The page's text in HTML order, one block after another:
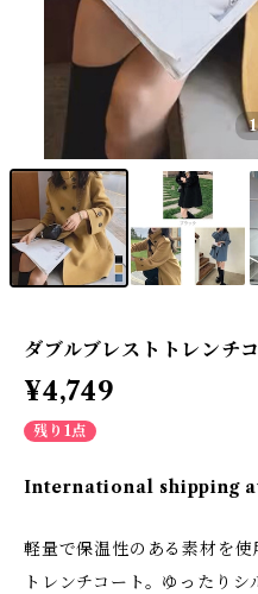
1
ダブルブレストトレンチ
¥4,749
残り1点
International shipping
軽量で保温性のある素材を
トレンチコート。ゆったり